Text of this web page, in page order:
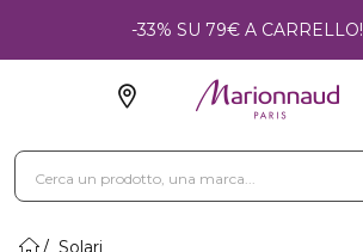
-33% SU 79€ A CARRELLO!
Solari